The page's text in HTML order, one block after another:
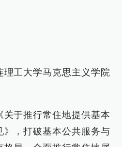
理工大学马克思主义学院
于推行常住地提供基本
》，打破基本公共服务与